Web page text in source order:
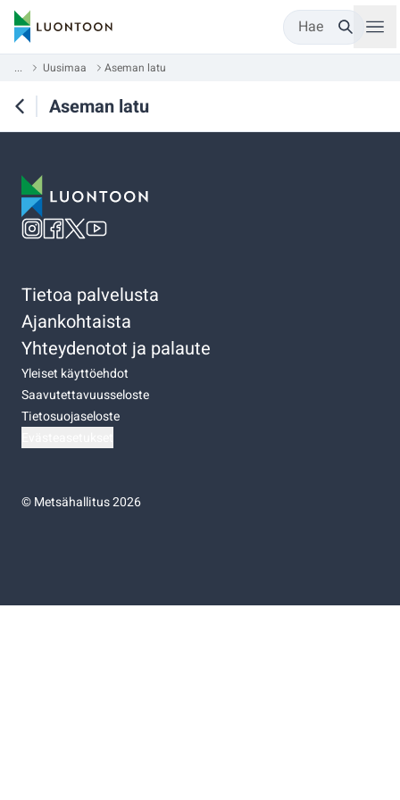
Hae
... Uusimaa Aseman latu
Aseman latu
Tietoa palvelusta
Ajankohtaista
Yhteydenotot ja palaute
Yleiset käyttöehdot
Saavutettavuusseloste
Tietosuojaseloste
©Metsähallitus 2026